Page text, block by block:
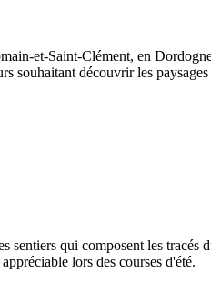
et-Saint-Clément, en
souhaitant découvrir les
qui composent les tracés
lors des courses d'été.